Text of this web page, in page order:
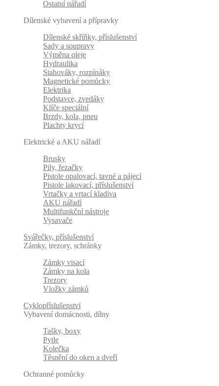
Ostatní nářadí
Dílenské vybavení a přípravky
Dílenské skříňky, příslušenství
Sady a soupravy
Výměna oleje
Hydraulika
Stahováky, rozpínáky
Magnetické pomůcky
Elektrika
Podstavce, zvedáky
Klíče speciální
Brzdy, kola, pneu
Plachty krycí
Elektrické a AKU nářadí
Brusky
Pily, řezačky
Pistole opalovací, tavné a pájecí
Pistole lakovací, příslušenství
Vrtačky a vrtací kladiva
AKU nářadí
Multifunkční nástroje
Vysavače
Svářečky, příslušenství
Zámky, trezory, schránky
Zámky visací
Zámky na kola
Trezory
Vložky zámků
Cyklopříslušenství
Vybavení domácnosti, dílny
Tašky, boxy
Pytle
Kolečka
Těsnění do oken a dveří
Ochranné pomůcky